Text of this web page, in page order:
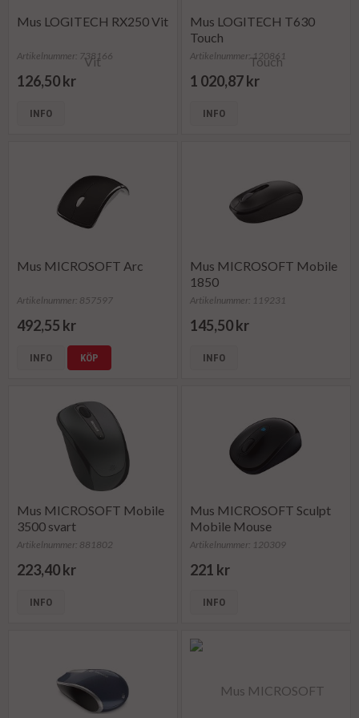
Mus LOGITECH RX250 Vit
Artikelnummer: 738166
126,50 kr
INFO
Mus LOGITECH T630
Touch
Artikelnummer: 120861
1 020,87 kr
INFO
Mus MICROSOFT Arc
Artikelnummer: 857597
492,55 kr
INFO KÖP
Mus MICROSOFT Mobile
1850
Artikelnummer: 119231
145,50 kr
INFO
Mus MICROSOFT Mobile
3500 svart
Artikelnummer: 881802
223,40 kr
INFO
Mus MICROSOFT Sculpt
Mobile Mouse
Artikelnummer: 120309
221 kr
INFO